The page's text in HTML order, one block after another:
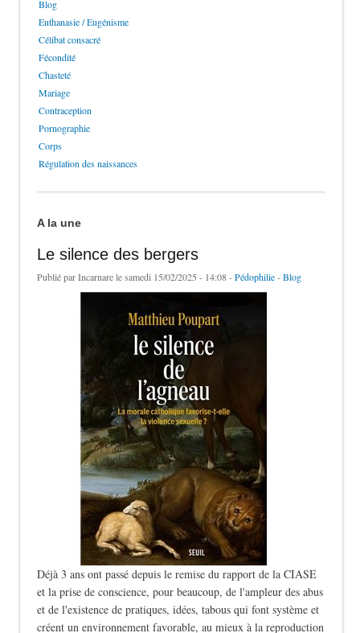
Blog
Euthanasie / Eugénisme
Célibat consacré
Fécondité
Chasteté
Mariage
Contraception
Pornographie
Corps
Régulation des naissances
A la une
Le silence des bergers
Publié parIncarnarele samedi 15/02/2025 - 14:08 -Pédophilie-Blog
Déjà 3 ans ont passé depuis le remise du rapport de la CIASE
et la prise de conscience, pour beaucoup, de l'ampleur des abus
et de l'existence de pratiques, idées, tabous qui font système et
créent un environnement favorable, au mieux à la reproduction